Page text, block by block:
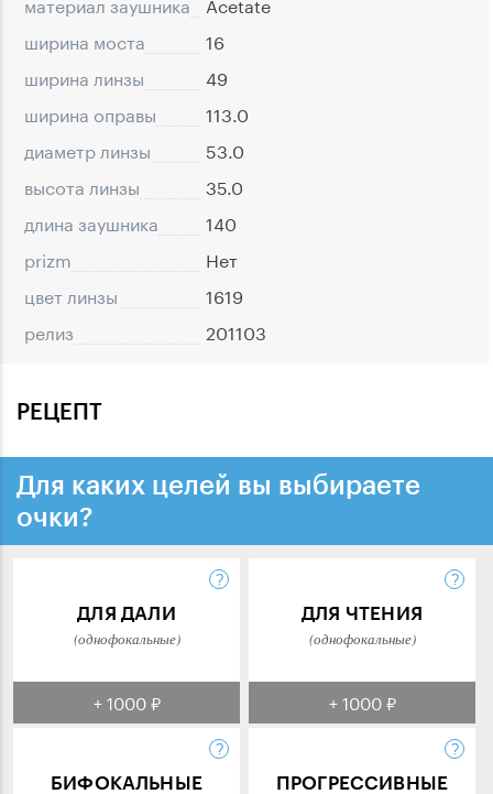
ширина моста
16
ширина линзы
49
ширина оправы
113.0
диаметр линзы
53.0
высота линзы
35.0
длина заушника
140
prizm
Нет
цвет линзы
1619
релиз
201103
РЕЦЕПТ
Для каких целей вы выбираете
очки?
ДЛЯ ДАЛИ
(однофокальные)
+ 1000 ₽
ДЛЯ ЧТЕНИЯ
(однофокальные)
+ 1000 ₽
БИФОКАЛЬНЫЕ ПРОГРЕССИВНЫЕ